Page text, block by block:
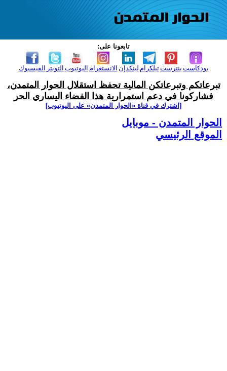
تابعونا على:
الفيسبوك التويتر اليوتيوب الانستغرام لينكدإن تيلكرامبنترست بودكاست
تبرعاتكم وتبرعاتكن المالية تحفظ استقلال الحوار المتمدن،
فشاركونا في دعم استمرارية هذا الفضاء اليساري الحر
[اشترك في قناة ‫«الحوار المتمدن» على اليوتيوب]
الحوار المتمدن - موبايل
الموقع الرئيسي